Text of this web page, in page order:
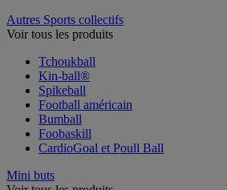
Autres Sports collectifs
Voir tous les produits
Tchoukball
Kin-ball®
Spikeball
Football américain
Bumball
Foobaskill
CardioGoal et Poull Ball
Mini buts